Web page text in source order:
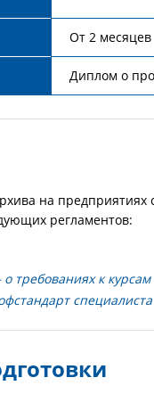
От 2 месяцев
Диплом о
на предприятиях
регламентов:
требованиях к